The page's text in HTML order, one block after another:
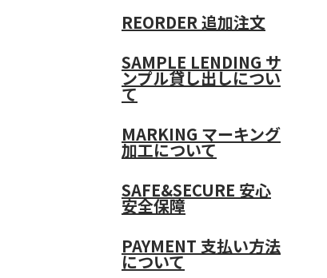
REORDER追加注文
SAMPLE LENDING サ
ンプル貸し出しについ
て
MARKING マーキング
加工について
SAFE&SECURE 安心
安全保障
PAYMENT 支払い方法
について